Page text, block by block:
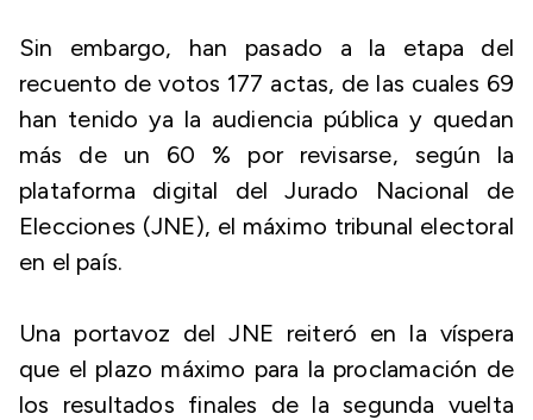
Sin embargo, han pasado a la etapa del
recuento de votos 177 actas, de las cuales 69
han tenido ya la audiencia pública y quedan
más de un 60 % por revisarse, según la
plataforma digital del Jurado Nacional de
Elecciones (JNE), el máximo tribunal electoral
en el país.
Una portavoz del JNE reiteró en la víspera
que el plazo máximo para la proclamación de
los resultados finales de la segunda vuelta